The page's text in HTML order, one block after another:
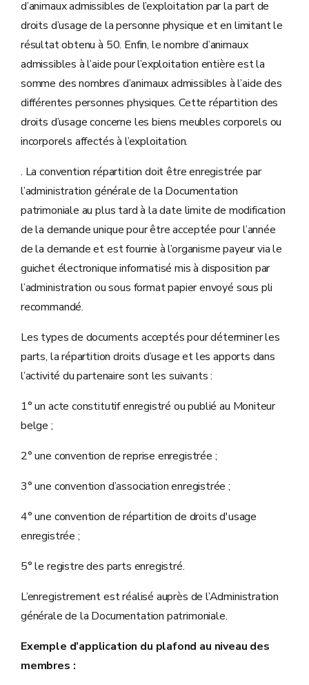
d’animaux admissibles de l’exploitation par la part de
droits d’usage de la personne physique et en limitant le
résultat obtenu à 50. Enfin, le nombre d’animaux
admissibles à l’aide pour l’exploitation entière est la
somme des nombres d’animaux admissibles à l’aide des
différentes personnes physiques. Cette répartition des
droits d’usage concerne les biens meubles corporels ou
incorporels affectés à l’exploitation.
. La convention répartition doit être enregistrée par
l’administration générale de la Documentation
patrimoniale au plus tard à la date limite de modification
de la demande unique pour être acceptée pour l’année
de la demande et est fournie à l’organisme payeur via le
guichet électronique informatisé mis à disposition par
l’administration ou sous format papier envoyé sous pli
recommandé.
Les types de documents acceptés pour déterminer les
parts, la répartition droits d’usage et les apports dans
l’activité du partenaire sont les suivants :
1° un acte constitutif enregistré ou publié au Moniteur
belge ;
2° une convention de reprise enregistrée ;
3° une convention d’association enregistrée ;
4° une convention de répartition de droits d'usage
enregistrée ;
5° le registre des parts enregistré.
L’enregistrement est réalisé auprès de l’Administration
générale de la Documentation patrimoniale.
Exemple d’application du plafond au niveau des
membres :